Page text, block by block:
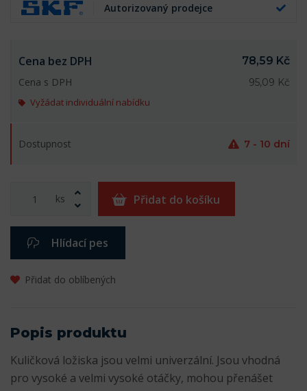
Autorizovaný prodejce
Cena bez DPH
78,59 Kč
Cena s DPH
95,09 Kč
Vyžádat individuální nabídku
Dostupnost 7 - 10 dní
ks Přidat do košíku
Hlídací pes
Přidat do oblíbených
Popis produktu
Kuličková ložiska jsou velmi univerzální. Jsou vhodná
pro vysoké a velmi vysoké otáčky, mohou přenášet